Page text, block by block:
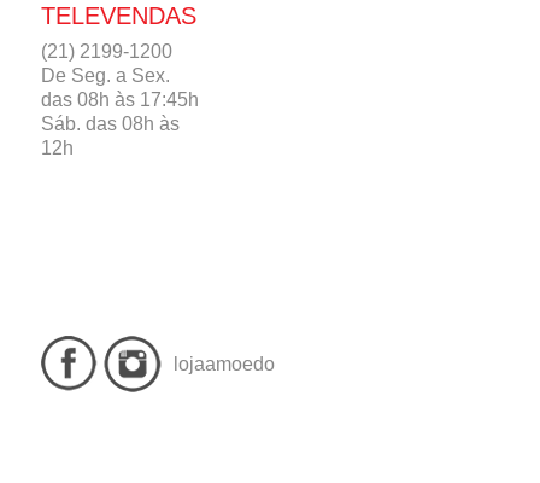
TELEVENDAS
(21) 2199-1200
De Seg. a Sex.
das 08h às 17:45h
Sáb. das 08h às
12h
lojaamoedo